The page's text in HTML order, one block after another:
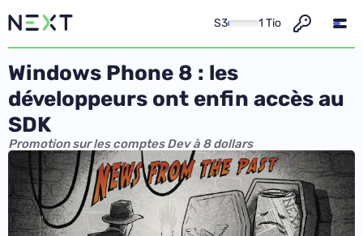
S3 1 Tio
Windows Phone 8 : les
développeurs ont enfin accès au
SDK
Promotion sur les comptes Dev à 8 dollars